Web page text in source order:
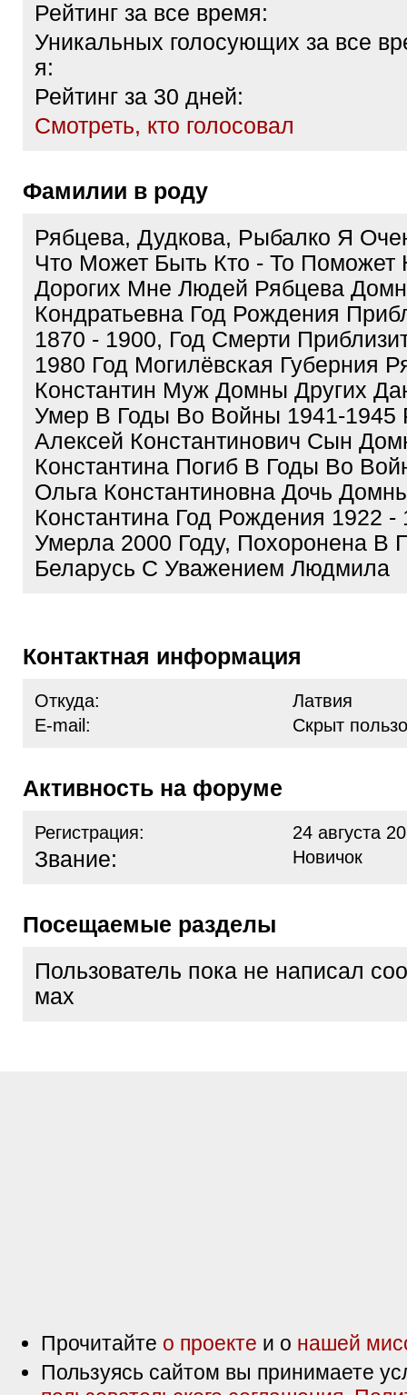
Рейтинг за все время:
Уникальных голосующих за все
я:
Рейтинг за 30 дней:
Cмотреть, кто голосовал
Фамилии в роду
Рябцева, Дудкова, Рыбалко Я
Что Может Быть Кто - То Поможет
Дорогих Мне Людей Рябцева
Кондратьевна Год Рождения
1870 - 1900, Год Смерти
1980 Год Могилёвская Губерния
Константин Муж Домны Других
Умер В Годы Во Войны 1941-1945
Алексей Константинович Сын
Константина Погиб В Годы Во
Ольга Константиновна Дочь
Константина Год Рождения 1922 -
Умерла 2000 Году, Похоронена В
Беларусь С Уважением Людмила
Контактная информация
Откуда:
Латвия
E-mail:
Скрыт
Активность на форуме
Регистрация: 24 августа
Звание: Новичок
Посещаемые разделы
Пользователь пока не написал
мах
Прочитайте о проекте и о нашей
Пользуясь сайтом вы принимаете